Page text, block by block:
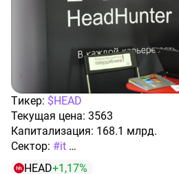
Тикер: $HEAD
Текущая цена: 3563
Капитализация: 168.1 млрд.
Сектор: #it
Сайт:https://investor.hh.ru/
HEAD+1,17%